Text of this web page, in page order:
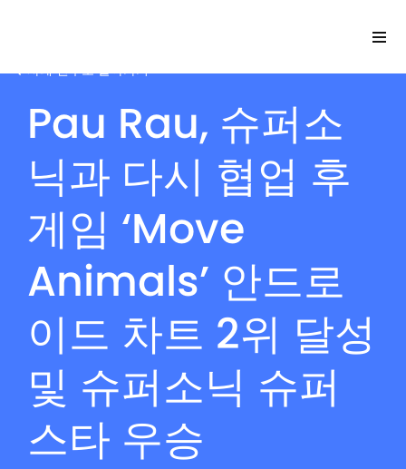
Please
note:
includes
accessibility
system.
Pau Rau, 슈퍼소
닉과 다시 협업 후
게임 ‘Move
Animals’ 안드로
이드 차트 2위 달성
및 슈퍼소닉 슈퍼
스타 우승